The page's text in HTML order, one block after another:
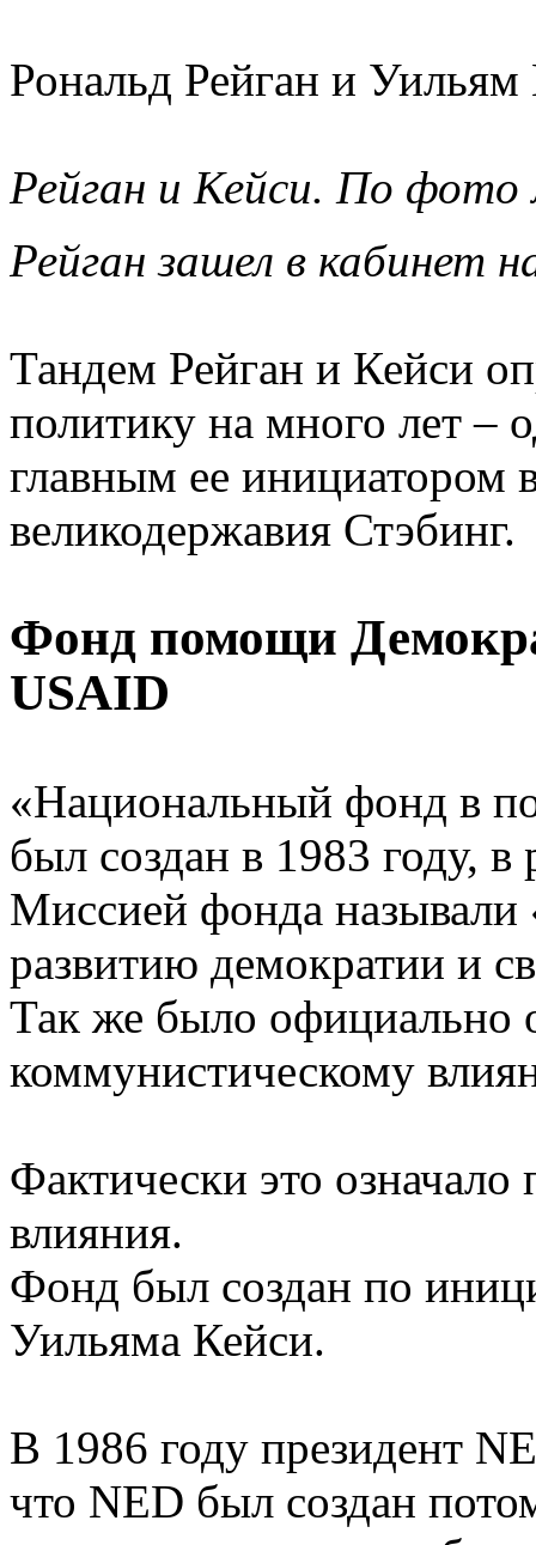
Рональд Рейган и
Рейган и Кейси. По
Рейган зашел в кабинет
Тандем Рейган и Кейси
политику на много лет –
главным ее инициатором
великодержавия Стэбинг.
Фонд помощи
USAID
«Национальный фонд в
был создан в 1983 году, в
Миссией фонда называли
развитию демократии и
Так же было официально
коммунистическому
Фактически это
влияния.
Фонд был создан по
Уильяма Кейси.
В 1986 году президент
что NED был создан